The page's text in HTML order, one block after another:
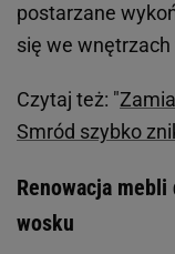
postarzane
się we
Czytaj też: "
Smród szybko
Renowacja
wosku